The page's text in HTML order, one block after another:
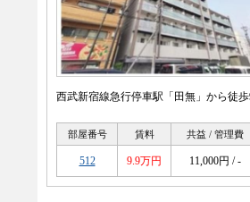
西武新宿線急行停車駅「田無」から徒
部屋番号 賃料 共益 / 管理費
512 9.9万円 11,000円 / -